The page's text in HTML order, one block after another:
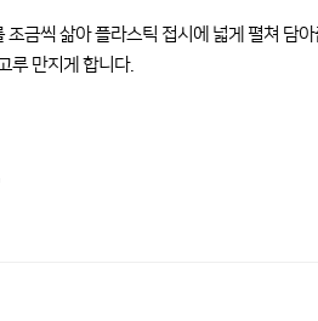
금씩 삶아 플라스틱 접시에 넓게 펼쳐 담
루 만지게 합니다.